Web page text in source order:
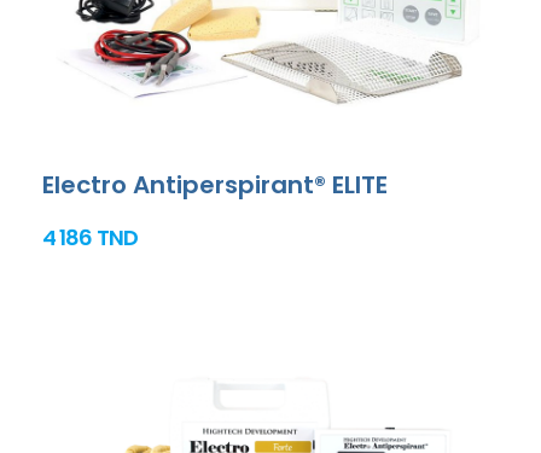
Electro Antiperspirant® ELITE
4 186 TND